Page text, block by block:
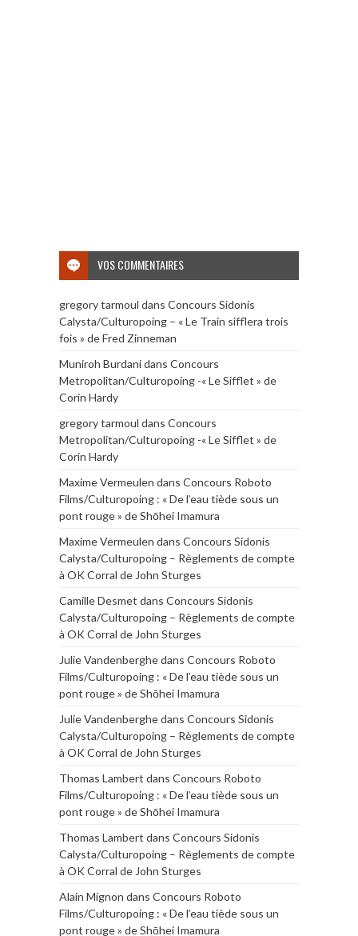
VOS COMMENTAIRES
gregory tarmoul dans Concours Sidonis
Calysta/Culturopoing – « Le Train sifflera trois
fois » de Fred Zinneman
Muniroh Burdanidans Concours
Metropolitan/Culturopoing -« Le Sifflet » de
Corin Hardy
gregory tarmoul dans Concours
Metropolitan/Culturopoing -« Le Sifflet » de
Corin Hardy
Maxime Vermeulen dans Concours Roboto
Films/Culturopoing : « De l’eau tiède sous un
pont rouge » de Shōhei Imamura
Maxime Vermeulen dans Concours Sidonis
Calysta/Culturopoing – Règlements de compte
à OK Corral de John Sturges
Camille Desmet dans Concours Sidonis
Calysta/Culturopoing – Règlements de compte
à OK Corral de John Sturges
Julie Vandenberghedans Concours Roboto
Films/Culturopoing : « De l’eau tiède sous un
pont rouge » de Shōhei Imamura
Julie Vandenberghedans Concours Sidonis
Calysta/Culturopoing – Règlements de compte
à OK Corral de John Sturges
Thomas Lambert dans Concours Roboto
Films/Culturopoing : « De l’eau tiède sous un
pont rouge » de Shōhei Imamura
Thomas Lambert dans Concours Sidonis
Calysta/Culturopoing – Règlements de compte
à OK Corral de John Sturges
Alain Mignon dans Concours Roboto
Films/Culturopoing : « De l’eau tiède sous un
pont rouge » de Shōhei Imamura